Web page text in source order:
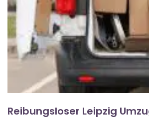
Reibungsloser Leipzig